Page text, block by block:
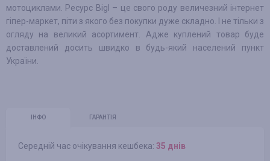
мотоциклами. Ресурс Bigl – це свого роду величезний інтернет
гіпер-маркет, піти з якого без покупки дуже складно. І не тільки з
огляду на великий асортимент. Адже куплений товар буде
доставлений досить швидко в будь-який населений пункт
України.
ІНФО ГАРАНТІЯ
Середній час очікування кешбека: 35 днів